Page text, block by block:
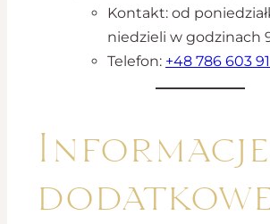
Kontakt: od
niedzieli w godzinach
Telefon: +48 786 603
Informacje